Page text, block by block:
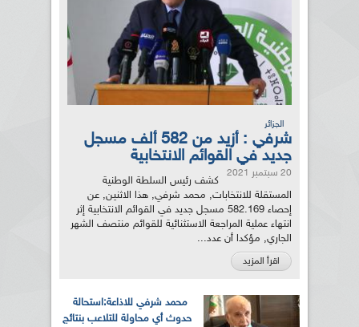
الجزائر
شرفي : أزيد من 582 ألف مسجل
جديد في القوائم الانتخابية
20 سبتمبر 2021
كشف رئيس السلطة الوطنية
المستقلة للانتخابات, محمد شرفي, هذا الاثنين, عن
إحصاء 582.169 مسجل جديد في القوائم الانتخابية إثر
انتهاء عملية المراجعة الاستثنائية للقوائم منتصف الشهر
الجاري, مؤكدا أن عدد...
اقرأ المزيد
محمد شرفي للاذاعة:استحالة
حدوث أي محاولة للتلاعب بنتائج